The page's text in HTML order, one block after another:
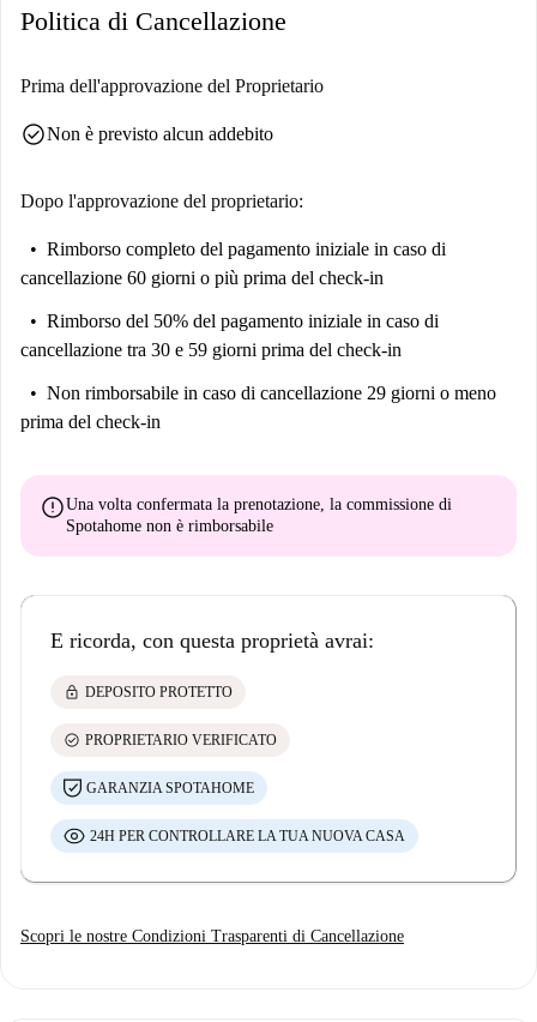
Politica di Cancellazione
Prima dell'approvazione del Proprietario
check_circleNon è previsto alcun addebito
Dopo l'approvazione del proprietario:
Rimborso completo del pagamento iniziale in caso di
cancellazione 60 giorni o più prima del check-in
Rimborso del 50% del pagamento iniziale in caso di
cancellazione tra 30 e 59 giorni prima del check-in
Non rimborsabile in caso di cancellazione 29 giorni o meno
prima del check-in
errorUna volta confermata la prenotazione, la commissione di
Spotahome non è rimborsabile
E ricorda, con questa proprietà avrai:
lock DEPOSITO PROTETTO
check_circle PROPRIETARIO VERIFICATO
GARANZIA SPOTAHOME
24H PER CONTROLLARE LA TUA NUOVA CASA
Scopri le nostre Condizioni Trasparenti di Cancellazione